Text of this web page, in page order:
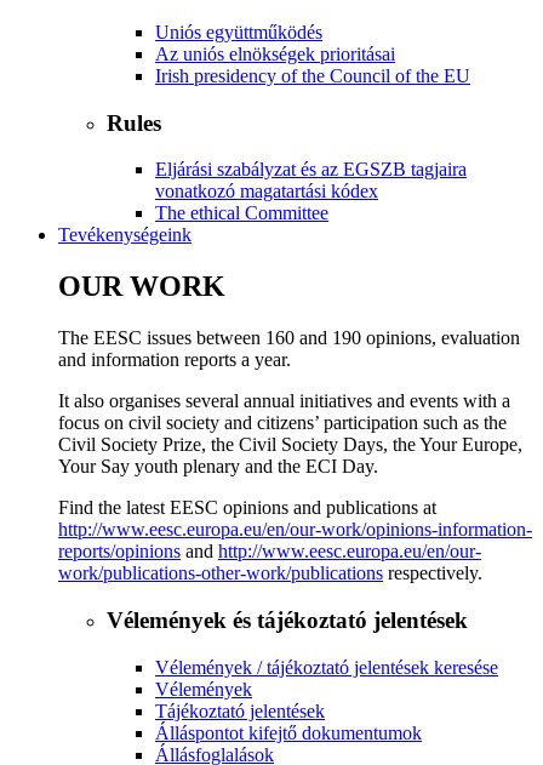
Uniós együttműködés
Az uniós elnökségek prioritásai
Irish presidency of the Council of the EU
Rules
Eljárási szabályzat és az EGSZB tagjaira
vonatkozó magatartási kódex
​​​​​​​​​​​​​​​​​​​​​​The ethical Committee
Tevékenységeink
OUR WORK
The EESC issues between 160 and 190 opinions, evaluation
and information reports a year.
It also organises several annual initiatives and events with a
focus on civil society and citizens’ participation such as the
Civil Society Prize, the Civil Society Days, the Your Europe,
Your Say youth plenary and the ECI Day.
Find the latest EESC opinions and publications at
http://www.eesc.europa.eu/en/our-work/opinions-information-
reports/opinions and http://www.eesc.europa.eu/en/our-
work/publications-other-work/publications respectively.
Vélemények és tájékoztató jelentések
Vélemények / tájékoztató jelentések keresése
Vélemények
Tájékoztató jelentések
Álláspontot kifejtő dokumentumok
Állásfoglalások